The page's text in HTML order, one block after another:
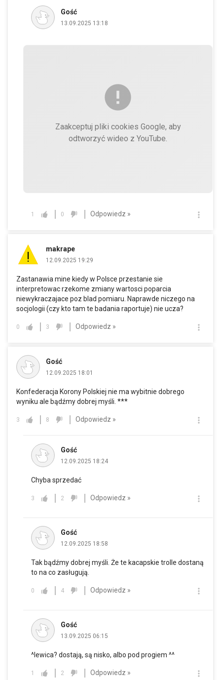
Gość
13.09.2025 13:18
Zaakceptuj pliki cookies Google, aby
odtworzyć wideo z YouTube.
1 0 Odpowiedz »
makrape
12.09.2025 19:29
Zastanawia mine kiedy w Polsce przestanie sie
interpretowac rzekome zmiany wartosci poparcia
niewykraczajace poz blad pomiaru. Naprawde niczego na
socjologii (czy kto tam te badania raportuje) nie ucza?
0 3 Odpowiedz »
Gość
12.09.2025 18:01
Konfederacja Korony Polskiej nie ma wybitnie dobrego
wyniku ale bądźmy dobrej myśli. ***
3 8 Odpowiedz »
Gość
12.09.2025 18:24
Chyba sprzedać
3 2 Odpowiedz »
Gość
12.09.2025 18:58
Tak bądźmy dobrej myśli. Że te kacapskie trolle dostaną
to na co zasługują.
0 4 Odpowiedz »
Gość
13.09.2025 06:15
^lewica? dostają, są nisko, albo pod progiem ^^
1 2 Odpowiedz »